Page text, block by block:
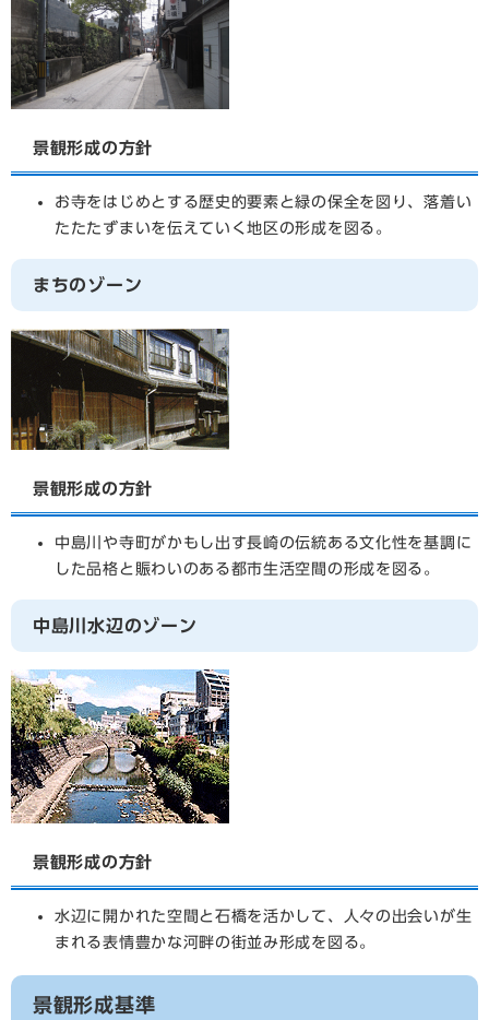
景観形成の方針
お寺をはじめとする歴史的要素と緑の保全を図り、落着い
たたたずまいを伝えていく地区の形成を図る。
まちのゾーン
景観形成の方針
中島川や寺町がかもし出す長崎の伝統ある文化性を基調に
した品格と賑わいのある都市生活空間の形成を図る。
中島川水辺のゾーン
景観形成の方針
水辺に開かれた空間と石橋を活かして、人々の出会いが生
まれる表情豊かな河畔の街並み形成を図る。
景観形成基準